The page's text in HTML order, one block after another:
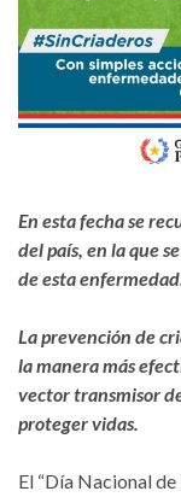
En esta fecha se
del país, en la que
de esta
La prevención de
la manera más
vector transmisor
proteger vidas.
El “Día Nacional